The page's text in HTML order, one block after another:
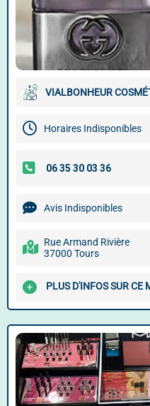
VIALBONHEUR
Horaires Indisponibles
Avis Indisponibles
Rue Armand Rivière
37000 Tours
PLUS D'INFOS SUR CE